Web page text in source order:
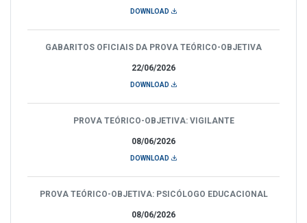
DOWNLOAD
22/06/2026
GABARITOS OFICIAIS DA PROVA TEÓRICO-OBJETIVA
DOWNLOAD
08/06/2026
PROVA TEÓRICO-OBJETIVA: VIGILANTE
DOWNLOAD
08/06/2026
PROVA TEÓRICO-OBJETIVA: PSICÓLOGO EDUCACIONAL